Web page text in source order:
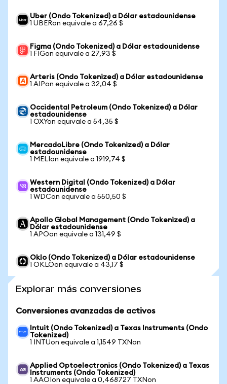
Uber (Ondo Tokenized) a Dólar estadounidense
1 UBERon equivale a 67,26 $
Figma (Ondo Tokenized) a Dólar estadounidense
1 FIGon equivale a 27,93 $
Arteris (Ondo Tokenized) a Dólar estadounidense
1 AIPon equivale a 32,04 $
Occidental Petroleum (Ondo Tokenized) a Dólar
estadounidense
1 OXYon equivale a 54,35 $
MercadoLibre (Ondo Tokenized) a Dólar
estadounidense
1 MELIon equivale a 1919,74 $
Western Digital (Ondo Tokenized) a Dólar
estadounidense
1 WDCon equivale a 550,50 $
Apollo Global Management (Ondo Tokenized) a
Dólar estadounidense
1 APOon equivale a 131,49 $
Oklo (Ondo Tokenized) a Dólar estadounidense
1 OKLOon equivale a 43,17 $
Explorar más conversiones
Conversiones avanzadas de activos
Intuit (Ondo Tokenized) a Texas Instruments (Ondo
Tokenized)
1 INTUon equivale a 1,1549 TXNon
Applied Optoelectronics (Ondo Tokenized) a Texas
Instruments (Ondo Tokenized)
1 AAOIon equivale a 0,468727 TXNon